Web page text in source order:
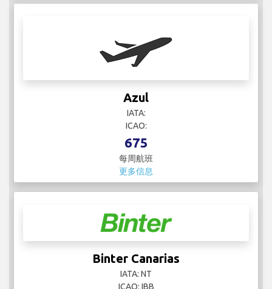
Azul
IATA:
ICAO:
675
每周航班
更多信息
Binter Canarias
IATA: NT
ICAO: IBB